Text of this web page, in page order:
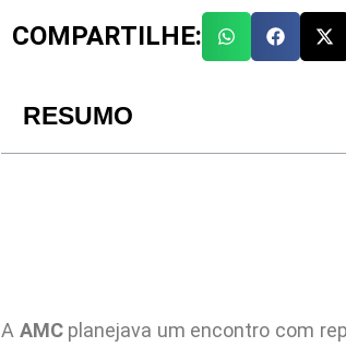
COMPARTILHE:
RESUMO
A AMCplanejava um encontro com